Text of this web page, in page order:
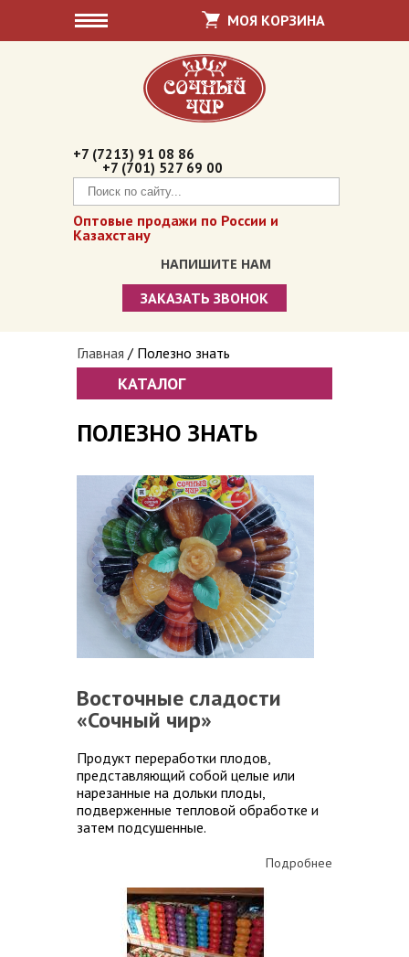
+7 (7213) 91 08 86
+7 (701) 527 69 00
Оптовые продажи по России и
Казахстану
НАПИШИТЕ НАМ
ЗАКАЗАТЬ ЗВОНОК
МОЯ КОРЗИНА
Вы здесь
Главная / Полезно знать
КАТАЛОГ
Сочный чир
Суджух / Чуч-хела
ПОЛЕЗНО ЗНАТЬ
Восточные сладости
«Сочный чир»
Продукт переработки плодов,
представляющий собой целые или
нарезанные на дольки плоды,
подверженные тепловой обработке и
затем подсушенные.
Подробнее